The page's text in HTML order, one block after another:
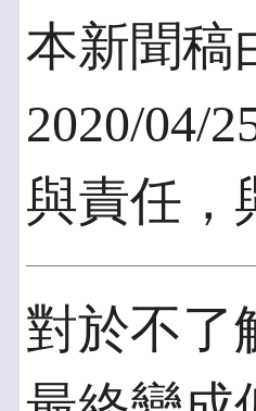
本新聞稿
2020/04/
與責任，
對於不了